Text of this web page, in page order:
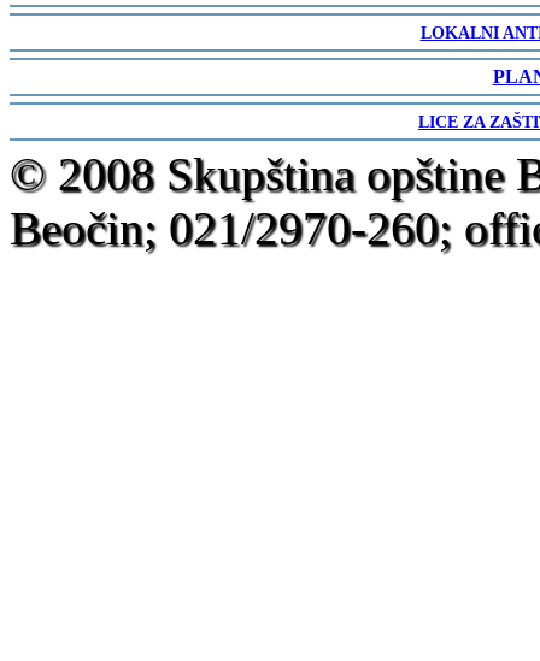
-
LOKALNI
-
-
LICE ZA
© 2008 Skupština opštine
Beočin; 021/2970-260;